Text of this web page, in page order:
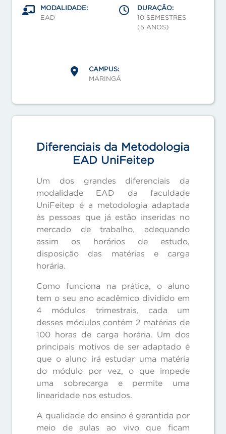
MODALIDADE:
EAD
DURAÇÃO:
10 SEMESTRES
(5 ANOS)
CAMPUS:
MARINGÁ
Diferenciais da Metodologia
EAD UniFeitep
Um dos grandes diferenciais da
modalidade EAD da faculdade
UniFeitep é a metodologia adaptada
às pessoas que já estão inseridas no
mercado de trabalho, adequando
assim os horários de estudo,
disposição das matérias e carga
horária.
Como funciona na prática, o aluno
tem o seu ano acadêmico dividido em
4 módulos trimestrais, cada um
desses módulos contém 2 matérias de
100 horas de carga horária. Um dos
principais motivos de ser adaptado é
que o aluno irá estudar uma matéria
do módulo por vez, o que impede
uma sobrecarga e permite uma
linearidade nos estudos.
A qualidade do ensino é garantida por
meio de aulas ao vivo que ficam